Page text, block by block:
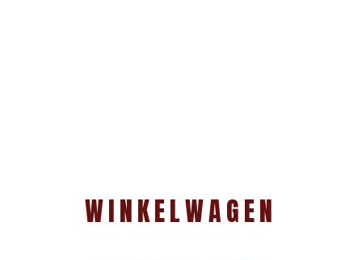
WINKELWAGEN